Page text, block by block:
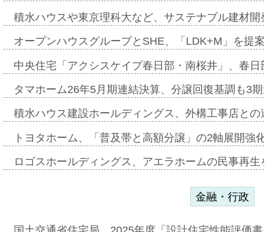
積水ハウスや東京理科大など、サステナブル建材
オープンハウスグループとSHE、「LDK+M」を提
中央住宅「アクシスケイプ春日部・南桜井」、春
タマホーム26年5月期連結決算、分譲回復基調も3
積水ハウス建設ホールディングス、外構工事店と
トヨタホーム、「普及帯と高額分譲」の2軸展開強
ロゴスホールディングス、アエラホームの民事再
金融・行政